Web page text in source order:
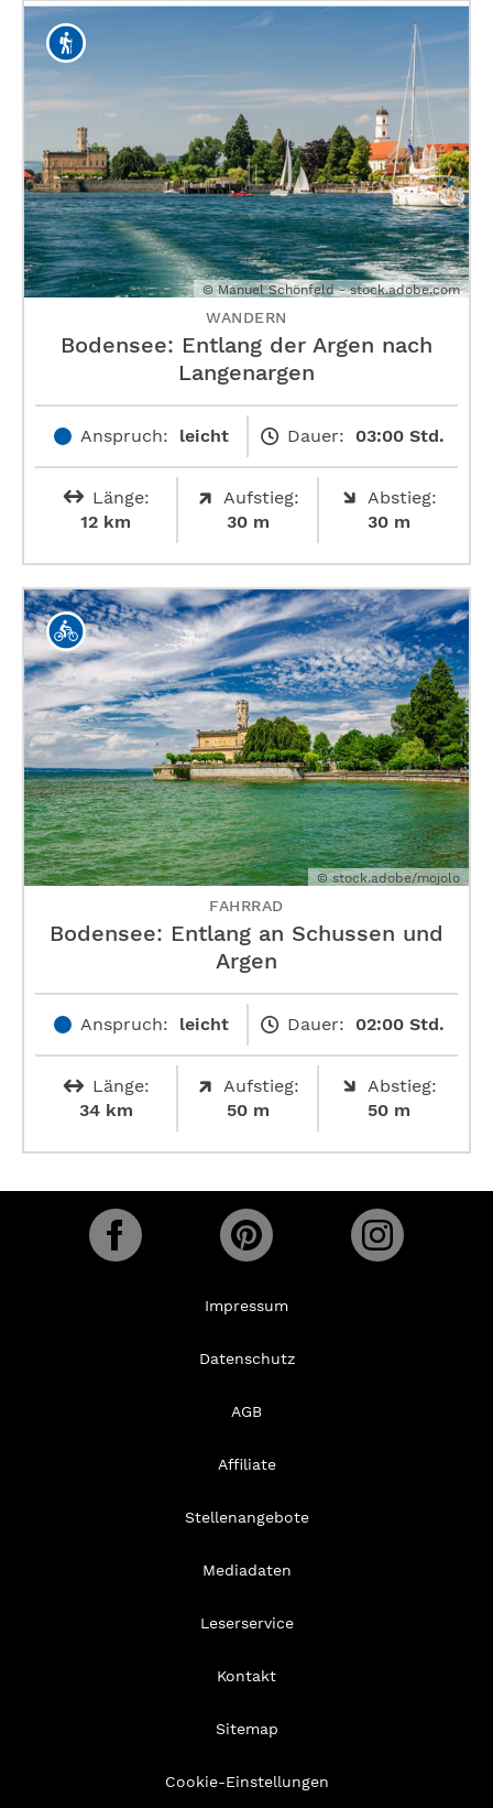
© Manuel Schönfeld - stock.adobe.com
WANDERN
Bodensee: Entlang der Argen nach
Langenargen
Anspruch: leicht Dauer: 03:00 Std.
Länge:
12 km
Aufstieg:
30 m
Abstieg:
30 m
© stock.adobe/mojolo
FAHRRAD
Bodensee: Entlang an Schussen und
Argen
Anspruch: leicht Dauer: 02:00 Std.
Länge:
34 km
Aufstieg:
50 m
Abstieg:
50 m
Impressum
Datenschutz
AGB
Affiliate
Stellenangebote
Mediadaten
Leserservice
Kontakt
Sitemap
Cookie-Einstellungen